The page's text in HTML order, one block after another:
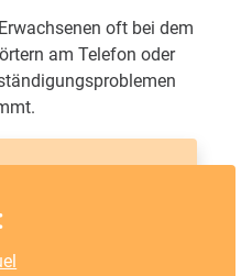
oft bei dem
am Telefon oder